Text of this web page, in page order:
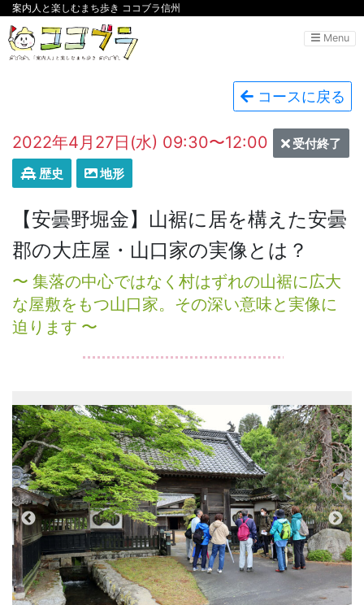
案内人と楽しむまち歩き ココブラ信州
Menu
コースに戻る
2022年4月27日(水) 09:30〜12:00
受付終了
歴史
地形
【安曇野堀金】山裾に居を構えた安曇
郡の大庄屋・山口家の実像とは？
〜 集落の中心ではなく村はずれの山裾に広大
な屋敷をもつ山口家。その深い意味と実像に
迫ります 〜